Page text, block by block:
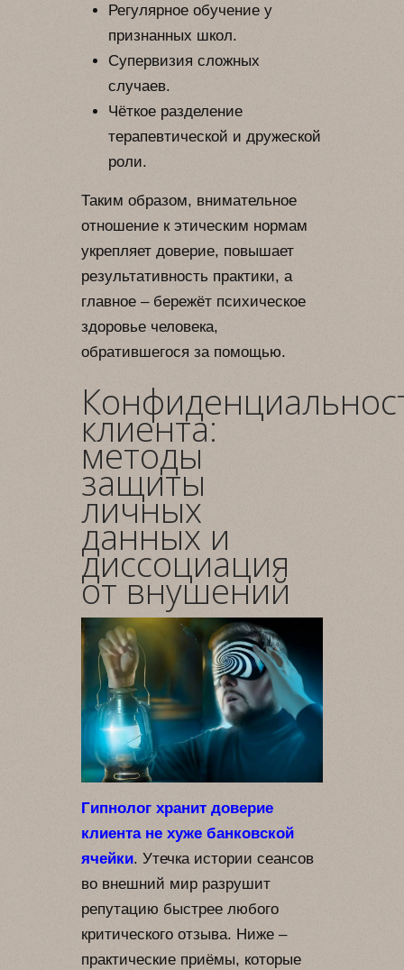
Регулярное обучение у
признанных школ.
Супервизия сложных
случаев.
Чёткое разделение
терапевтической и дружеской
роли.
Таким образом, внимательное
отношение к этическим нормам
укрепляет доверие, повышает
результативность практики, а
главное – бережёт психическое
здоровье человека,
обратившегося за помощью.
клиента:
методы
защиты
личных
данных и
диссоциация
от внушений
Гипнолог хранит доверие
клиента не хуже банковской
ячейки. Утечка истории сеансов
во внешний мир разрушит
репутацию быстрее любого
критического отзыва. Ниже –
практические приёмы, которые